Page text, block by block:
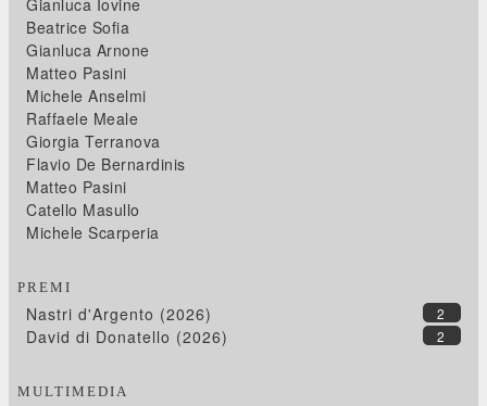
Gianluca Iovine
Beatrice Sofia
Gianluca Arnone
Matteo Pasini
Michele Anselmi
Raffaele Meale
Giorgia Terranova
Flavio De Bernardinis
Matteo Pasini
Catello Masullo
Michele Scarperia
PREMI
2
Nastri d'Argento (2026)
2
David di Donatello (2026)
MULTIMEDIA